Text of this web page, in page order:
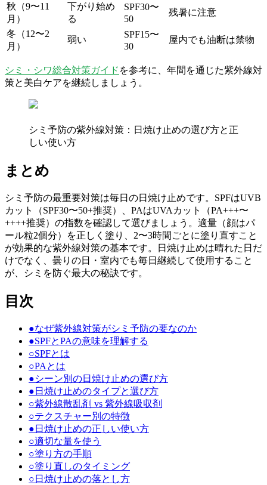
秋（9〜11
月）
下がり始め
る
SPF30〜
50
残暑に注意
冬（12〜2
月）
弱い
SPF15〜
30
屋内でも油断は禁物
シミ・シワ総合対策ガイド を参考に、年間を通じた紫外線対
策と美白ケアを継続しましょう。
シミ予防の紫外線対策：日焼け止めの選び方と正
しい使い方
まとめ
シミ予防の最重要対策は毎日の日焼け止めです。SPFはUVB
カット（SPF30〜50+推奨）、PAはUVAカット（PA+++〜
++++推奨）の指数を確認して選びましょう。適量（顔はパ
ール粒2個分）を正しく塗り、2〜3時間ごとに塗り直すこと
が効果的な紫外線対策の基本です。日焼け止めは晴れた日だ
けでなく、曇りの日・室内でも毎日継続して使用すること
が、シミを防ぐ最大の秘訣です。
目次
●なぜ紫外線対策がシミ予防の要なのか
●SPFとPAの意味を理解する
○SPFとは
○PAとは
●シーン別の日焼け止めの選び方
● 日焼け止めのタイプと選び方
○紫外線散乱剤 vs 紫外線吸収剤
○テクスチャー別の特徴
● 日焼け止めの正しい使い方
○適切な量を使う
○塗り方の手順
○塗り直しのタイミング
○ 日焼け止めの落とし方